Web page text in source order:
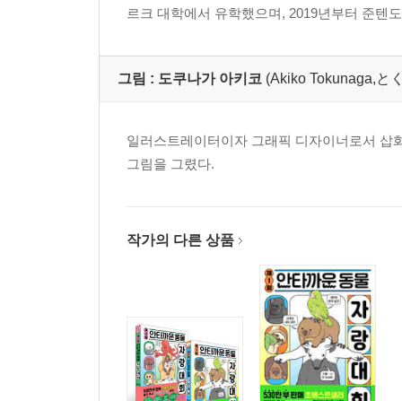
르크 대학에서 유학했으며, 2019년부터 준텐
그림 : 도쿠나가 아키코 (Akiko Tokunaga,と
일러스트레이터이자 그래픽 디자이너로서 삽
그림을 그렸다.
작가의 다른 상품